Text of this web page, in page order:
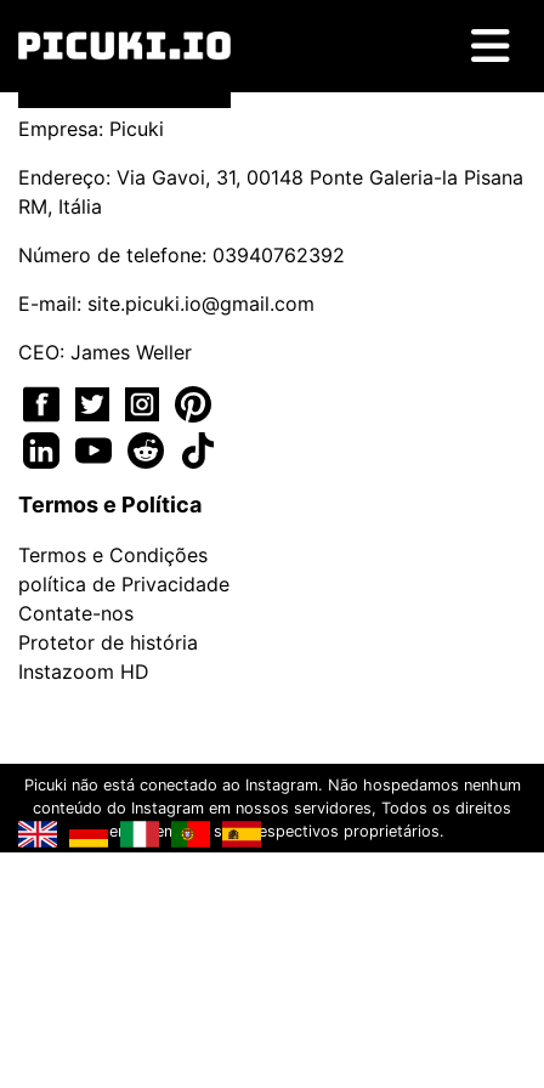
Empresa: Picuki
Endereço: Via Gavoi, 31, 00148 Ponte Galeria-la Pisana
RM, Itália
Número de telefone: 03940762392
E-mail: site.picuki.io@gmail.com
CEO: James Weller
Termos e Política
Termos e Condições
política de Privacidade
Contate-nos
Protetor de história
Instazoom HD
Picuki não está conectado ao Instagram. Não hospedamos nenhum
conteúdo do Instagram em nossos servidores, Todos os direitos
pertencem aos seus respectivos proprietários.